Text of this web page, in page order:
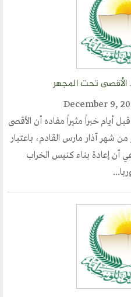
الأقصى تحت المجهر
أيام خبراً مثيراً مفاده أن الأقصى
شهر آذار مارس القادم، باعتبار
أن إعادة بناء كنيس الخراب